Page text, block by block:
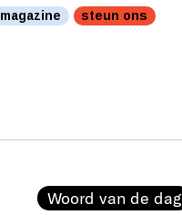
magazine steun ons
Woord van de dag